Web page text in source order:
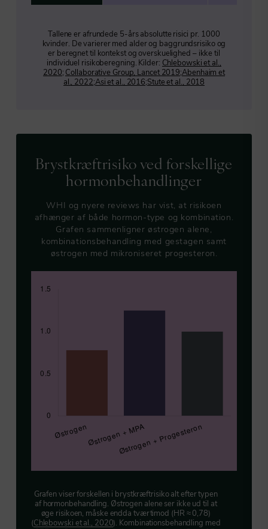
Tallene er afrundede 5-års absolutte risici pr. 1000
kvinder. De varierer med alder og baggrundsrisiko og
er beregnet til kontekst og overskuelighed – ikke til
individuel risikoberegning. Kilder: Chlebowski et al.,
2020; Collaborative Group, Lancet 2019;Abenhaim et
al., 2022;Asi et al., 2016;Stute et al., 2018
Brystkræftrisiko ved forskellige
hormonbehandlinger
WHI og nyere reviews har vist, at risikoen
afhænger af både hormon-type og kombination.
Grafen sammenligner østrogen alene,
kombinationsbehandling med gestagen samt
østrogen med mikroniseret progesteron.
Grafen viser forskellen i brystkræftrisiko alt efter typen
af hormonbehandling. Østrogen alene ser ikke ud til at
øge risikoen, måske endda tværtimod (HR ≈ 0,78)
(Chlebowski et al., 2020). Kombinationsbehandling med